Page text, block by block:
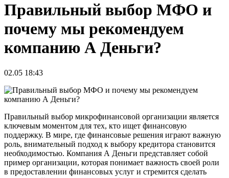
Правильный выбор МФО и
почему мы рекомендуем
компанию А Деньги?
02.05 18:43
Правильный выбор микрофинансовой организации является
ключевым моментом для тех, кто ищет финансовую
поддержку. В мире, где финансовые решения играют важную
роль, внимательный подход к выбору кредитора становится
необходимостью. Компания А Деньги представляет собой
пример организации, которая понимает важность своей роли
в предоставлении финансовых услуг и стремится сделать